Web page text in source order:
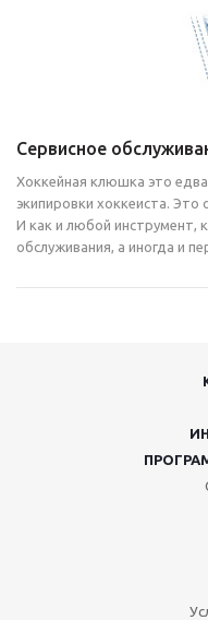
Сервисное
Хоккейная клюшка это
экипировки хоккеиста.
И как и любой инструмент,
обслуживания, а иногда и